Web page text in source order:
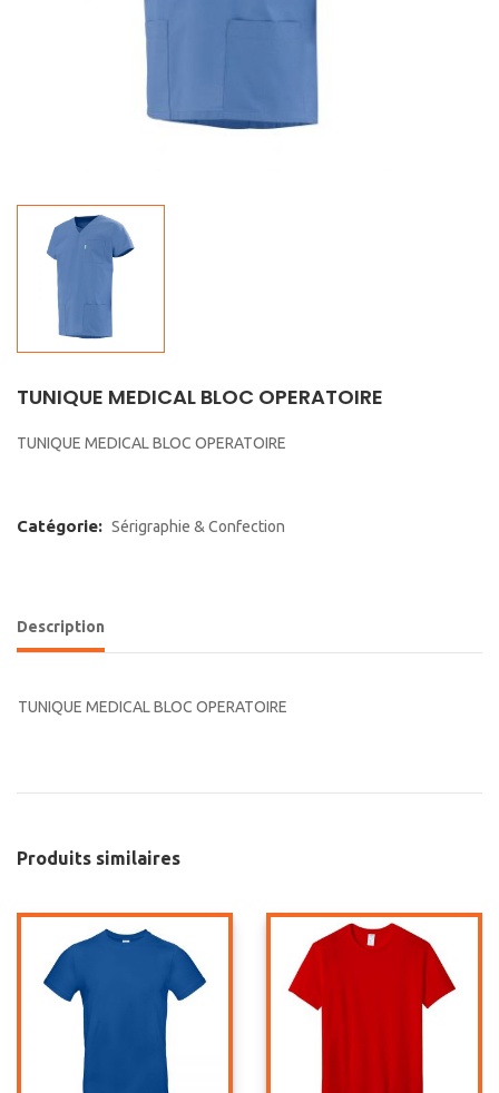
TUNIQUE MEDICAL BLOC OPERATOIRE
TUNIQUE MEDICAL BLOC OPERATOIRE
Catégorie: Sérigraphie & Confection
Description
TUNIQUE MEDICAL BLOC OPERATOIRE
Produits similaires